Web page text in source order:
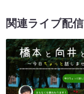
関連ライブ配信